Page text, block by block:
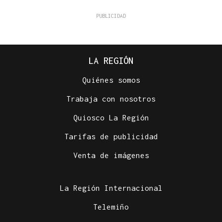
LA REGIÓN
Quiénes somos
Trabaja con nosotros
Quiosco La Región
Tarifas de publicidad
Venta de imágenes
La Región Internacional
Telemiño